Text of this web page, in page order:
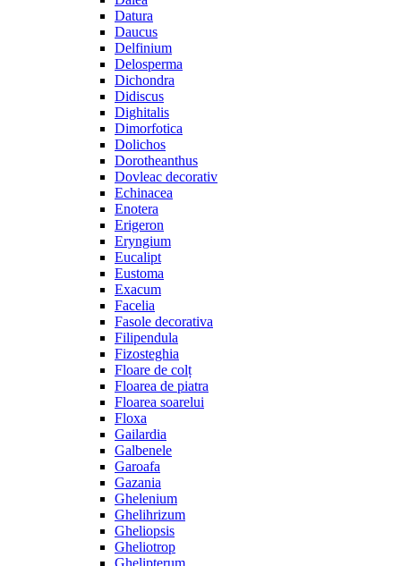
Datura
Daucus
Delfinium
Delosperma
Dichondra
Didiscus
Dighitalis
Dimorfotica
Dolichos
Dorotheanthus
Dovleac decorativ
Echinacea
Enotera
Erigeron
Eryngium
Eucalipt
Eustoma
Exacum
Facelia
Fasole decorativa
Filipendula
Fizosteghia
Floare de colț
Floarea de piatra
Floarea soarelui
Floxa
Gailardia
Galbenele
Garoafa
Gazania
Ghelenium
Ghelihrizum
Gheliopsis
Gheliotrop
Ghelipterum